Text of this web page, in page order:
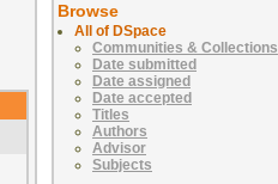
Browse
All of DSpace
Communities & Collections
Date submitted
Date assigned
Date accepted
Titles
Authors
Advisor
Subjects